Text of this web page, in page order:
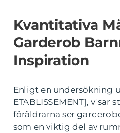
Kvantitativa
Garderob
Inspiration
Enligt en undersökning
ETABLISSEMENT], visar
föräldrarna ser
som en viktig del av